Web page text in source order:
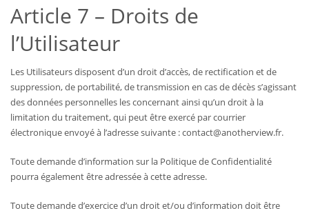
Article 7 – Droits de
l’Utilisateur
Les Utilisateurs disposent d’un droit d’accès, de rectification et de
suppression, de portabilité, de transmission en cas de décès s’agissant
des données personnelles les concernant ainsi qu’un droit à la
limitation du traitement, qui peut être exercé par courrier
électronique envoyé à l’adresse suivante : contact@anotherview.fr.
Toute demande d’information sur la Politique de Confidentialité
pourra également être adressée à cette adresse.
Toute demande d’exercice d’un droit et/ou d’information doit être